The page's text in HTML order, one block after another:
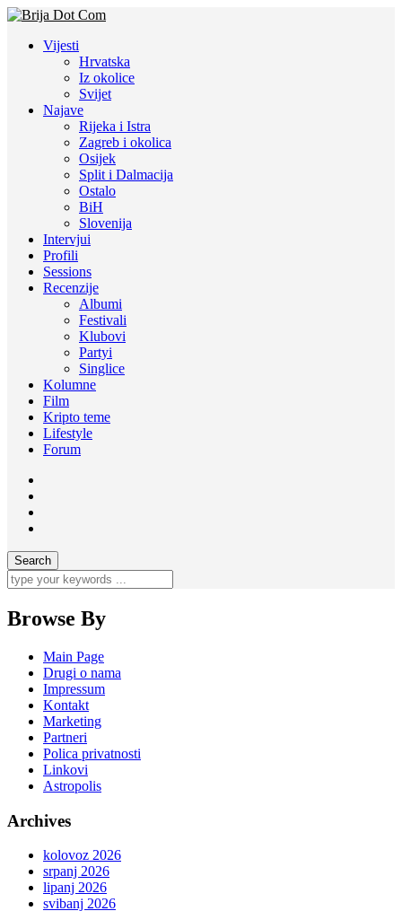
Vijesti
Hrvatska
Iz okolice
Svijet
Najave
Rijeka i Istra
Zagreb i okolica
Osijek
Split i Dalmacija
Ostalo
BiH
Slovenija
Intervjui
Profili
Sessions
Recenzije
Albumi
Festivali
Klubovi
Partyi
Singlice
Kolumne
Film
Kripto teme
Lifestyle
Forum
Browse By
Main Page
Drugi o nama
Impressum
Kontakt
Marketing
Partneri
Polica privatnosti
Linkovi
Astropolis
Archives
kolovoz 2026
srpanj 2026
lipanj 2026
svibanj 2026